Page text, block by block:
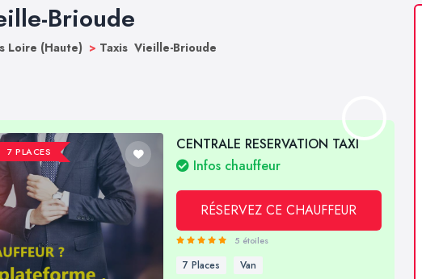
Brioude
Loire (Haute) > Taxis Vieille-Brioude
7 PLACES
CENTRALE RESERVATION TAXI
Infos chauffeur
RÉSERVEZ CE CHAUFFEUR
5 étoiles
7 Places Van